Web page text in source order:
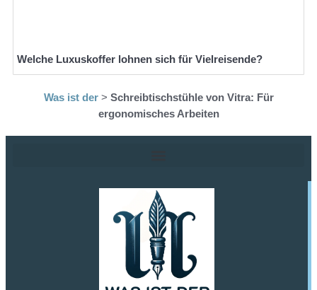
Welche Luxuskoffer lohnen sich für Vielreisende?
Was ist der> Schreibtischstühle von Vitra: Für
ergonomisches Arbeiten